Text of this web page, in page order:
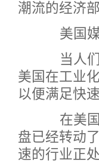
潮流的经济
美国媒
当人们
美国在工业
以便满足快
在美国
盘已经转动
速的行业正